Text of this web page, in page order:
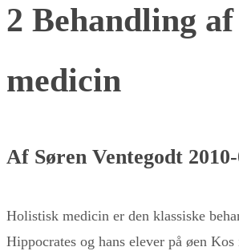
2 Behandling
medicin
Af Søren Ventegodt
Holistisk medicin er den klassiske
Hippocrates og hans elever på øen